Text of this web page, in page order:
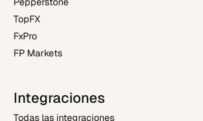
TopFX
FxPro
FP Markets
Integraciones
Todas las integraciones